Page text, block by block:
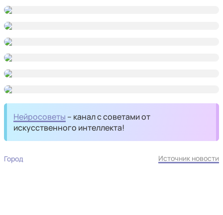
Нейросоветы – канал с советами от
искусственного интеллекта!
Город Источник новости